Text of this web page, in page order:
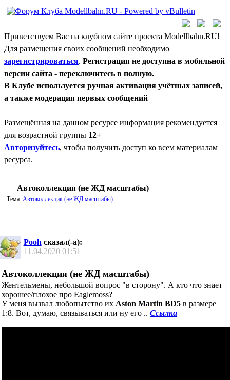
Приветствуем Вас на клубном сайте проекта Modellbahn.RU!
Для размещения своих сообщений необходимо
зарегистрироваться. Регистрация не доступна в мобильной
версии сайта - переключитесь в полную.
В Клубе используется ручная активация учётных записей,
а также модерация первых сообщений
Размещённая на данном ресурсе информация рекомендуется
для возрастной группы 12+
Авторизуйтесь, чтобы получить доступ ко всем материалам
ресурса.
Автоколлекция (не ЖД масштабы)
Тема: Автоколлекция (не ЖД масштабы)
Pooh сказал(-а):
11.04.2020 01:51
Автоколлекция (не ЖД масштабы)
Жентельмены, небольшой вопрос "в сторону". А кто что знает
хорошее/плохое про Eaglemoss?
У меня вызвал любопытство их Aston Martin BD5 в размере
1:8. Вот, думаю, связываться или ну его .. Ссылка